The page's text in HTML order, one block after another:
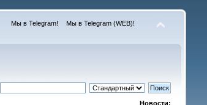
Мы в Telegram! Мы в Telegram (WEB)!
Новости: